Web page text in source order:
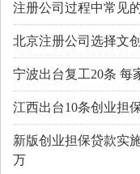
注册公司过程中常见
北京注册公司选择文
宁波出台复工20条 每
江西出台10条创业担
新版创业担保贷款实
万